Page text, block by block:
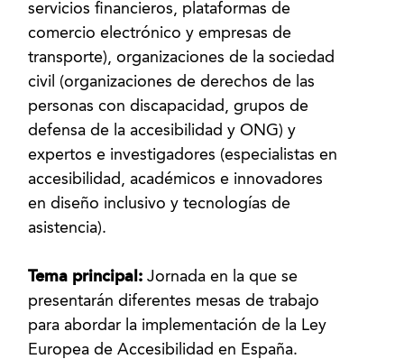
servicios financieros, plataformas de
comercio electrónico y empresas de
transporte), organizaciones de la sociedad
civil (organizaciones de derechos de las
personas con discapacidad, grupos de
defensa de la accesibilidad y ONG) y
expertos e investigadores (especialistas en
accesibilidad, académicos e innovadores
en diseño inclusivo y tecnologías de
asistencia).
Tema principal:Jornada en la que se
presentarán diferentes mesas de trabajo
para abordar la implementación de la Ley
Europea de Accesibilidad en España.